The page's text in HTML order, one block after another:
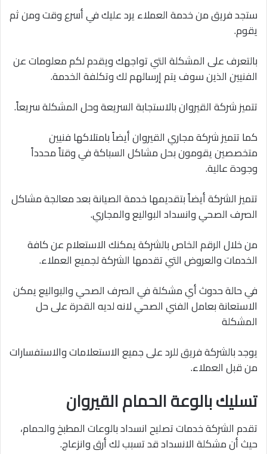
ستجد فريق من خدمة العملاء يرد عليك في أسرع وقت ومن ثم
يقوم.
بالتعرف على المشكلة التي تواجهك ويقدم لكم معلومات عن
الفنيين الذين سوف يتم إرسالهم لك وتكلفة الخدمة.
تتميز شركة القيروان بالاستجابة السريعة وحل المشكلة سريعاً.
كما تتميز شركة مجاري القيروان أيضاً بامتلاكها فنيين
متخصصين يقومون بحل مشاكل السباكة في وقتاً محدداً
وجودة عالية.
تتميز الشركة أيضاً بتقديمها خدمة الصيانة بعد معالجة مشاكل
الصرف الصحي وانسداد البواليع والمجاري.
من خلال الرقم الخاص بالشركة يمكنك الاستعلام عن كافة
الخدمات والعروض التي تقدمها الشركة لجميع العملاء.
في حالة حدوث أي مشكلة في الصرف الصحي والبواليع يمكن
الاستعانة بعامل الفني الصحي لانه لديه القدرة على حل
المشكلة
يوجد بالشركة فريق للرد على جميع الاستعلامات والاستفسارات
من قبل العملاء.
تسليك بالوعة الحمام القيروان
تقدم الشركة خدمات تصليح انسداد بالوعات المطبخ والحمام،
حيث أن مشكلة الانسداد قد تسبب لك أرق وانزعاج.